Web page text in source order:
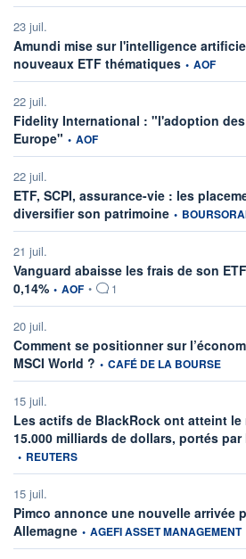
23 juil.
Amundi mise sur l'intelligence
nouveaux ETF thématiques information
• AOF
22 juil.
Fidelity International : "l'adoption
Europe" information fournie par
• AOF
22 juil.
ETF, SCPI, assurance-vie : les
diversifier son patrimoine information
•
21 juil.
Vanguard abaisse les frais de son
0,14% information fournie par
• AOF • 1
20 juil.
Comment se positionner sur
MSCI World ? information fournie par
• CAFÉ DE LA BOURSE
15 juil.
Les actifs de BlackRock ont atteint le
15.000 milliards de dollars, portés
• REUTERS
15 juil.
Pimco annonce une nouvelle arrivée
Allemagne information fournie par
• AGEFI ASSET MANAGEMENT